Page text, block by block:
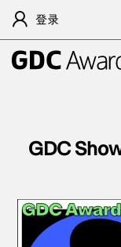
登录
GDC